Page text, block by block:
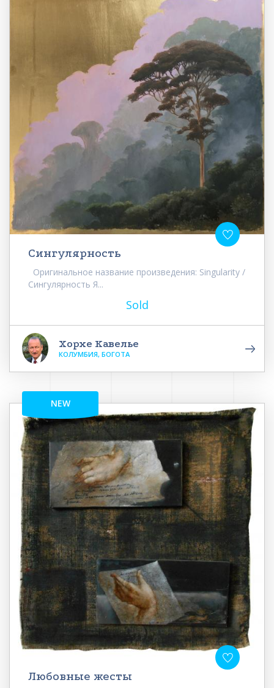
Сингулярность
Оригинальное название произведения: Singularity /
Сингулярность Я...
Sold
Хорхе Кавелье
КОЛУМБИЯ, БОГОТА
NEW
Любовные жесты